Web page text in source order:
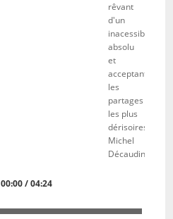
rêvant
d'un
inacessible
absolu
et
acceptant
les
partages
les plus
dérisoires."
Michel
Décaudin
00:00 / 04:24